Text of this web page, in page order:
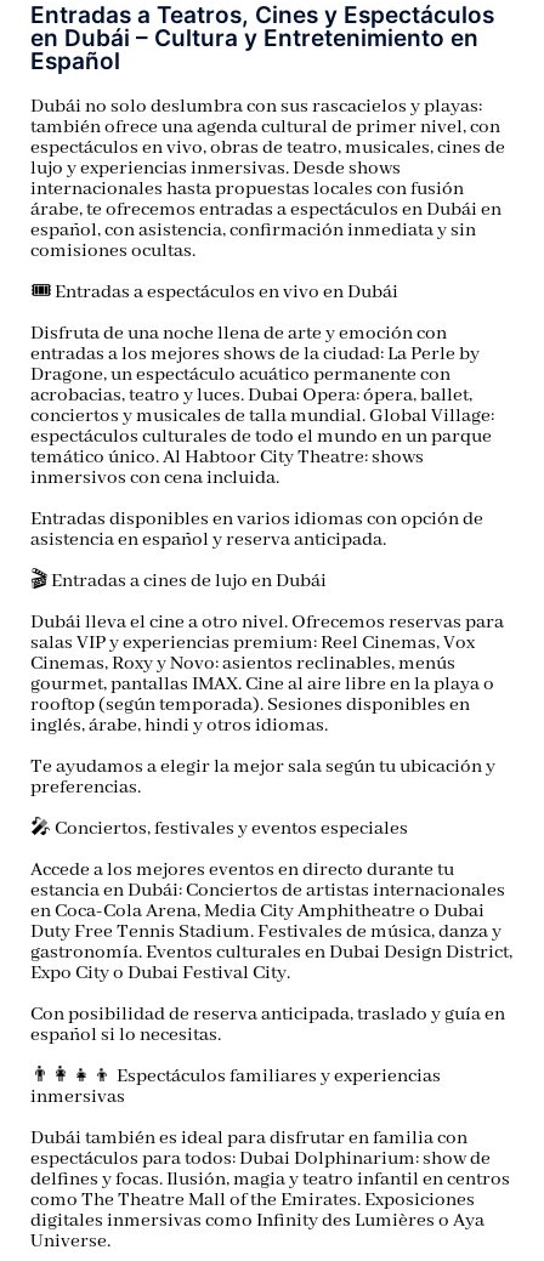
Entradas a Teatros, Cines y Espectáculos
en Dubái – Cultura y Entretenimiento en
Español
Dubái no solo deslumbra con sus rascacielos y playas:
también ofrece una agenda cultural de primer nivel, con
espectáculos en vivo, obras de teatro, musicales, cines de
lujo y experiencias inmersivas. Desde shows
internacionales hasta propuestas locales con fusión
árabe, te ofrecemos entradas a espectáculos en Dubái en
español, con asistencia, confirmación inmediata y sin
comisiones ocultas.
🎟️Entradas a espectáculos en vivo en Dubái
Disfruta de una noche llena de arte y emoción con
entradas a los mejores shows de la ciudad:La Perle by
Dragone, un espectáculo acuático permanente con
acrobacias, teatro y luces.Dubai Opera: ópera, ballet,
conciertos y musicales de talla mundial. Global Village:
espectáculos culturales de todo el mundo en un parque
temático único.Al Habtoor City Theatre: shows
inmersivos con cena incluida.
Entradas disponibles en varios idiomas con opción de
asistencia en español y reserva anticipada.
🎬Entradas a cines de lujo en Dubái
Dubái lleva el cine a otro nivel. Ofrecemos reservas para
salas VIP y experiencias premium:Reel Cinemas, Vox
Cinemas, Roxy y Novo: asientos reclinables, menús
gourmet, pantallas IMAX.Cine al aire libre en la playa o
rooftop (según temporada). Sesiones disponibles en
inglés, árabe, hindi y otros idiomas.
Te ayudamos a elegir la mejor sala según tu ubicación y
preferencias.
🎤 Conciertos, festivales y eventos especiales
Accede a los mejores eventos en directo durante tu
estancia en Dubái:Conciertos de artistas internacionales
en Coca-Cola Arena, Media City Amphitheatre o Dubai
Duty Free Tennis Stadium.Festivales de música, danza y
gastronomía.Eventos culturales en Dubai Design District,
Expo City o Dubai Festival City.
Con posibilidad de reserva anticipada, traslado y guía en
españolsi lo necesitas.
👨‍👩‍👧‍👦 Espectáculos familiares y experiencias
inmersivas
Dubái también es ideal para disfrutar en familia con
espectáculos para todos:Dubai Dolphinarium: show de
delfines y focas.Ilusión, magia y teatro infantilen centros
como The Theatre Mall of the Emirates.Exposiciones
digitales inmersivas como Infinity des Lumières o Aya
Universe.